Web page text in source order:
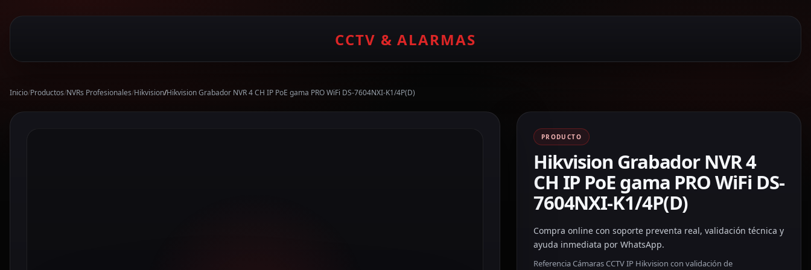
CCTV & ALARMAS
Inicio/Productos/NVRs Profesionales/Hikvision/Hikvision Grabador NVR 4 CH IP PoE gama PRO WiFi DS-7604NXI-K1/4P(D)
PRODUCTO
Hikvision Grabador NVR 4
CH IP PoE gama PRO WiFi DS-
7604NXI-K1/4P(D)
Compra online con soporte preventa real, validación técnica y
ayuda inmediata por WhatsApp.
Referencia Cámaras CCTV IP Hikvision con validación de